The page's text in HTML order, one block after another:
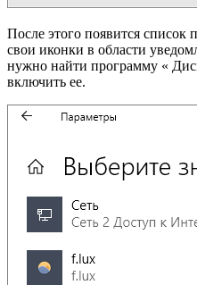
После этого появится список
свои иконки в области
нужно найти программу «
включить ее.